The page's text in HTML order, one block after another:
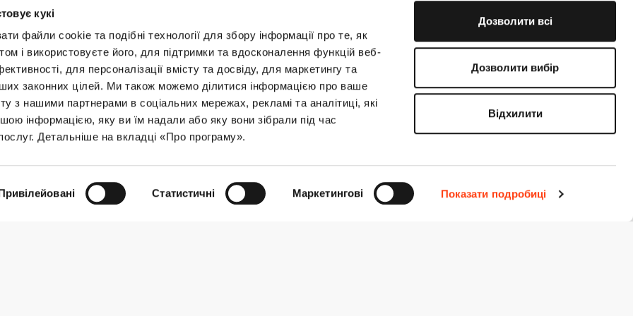
кукі
файли cookie та подібні технології для збору інформації про те, як
і використовуєте його, для підтримки та вдосконалення функцій веб-
для персоналізації вмісту та досвіду, для маркетингу та
законних цілей. Ми також можемо ділитися інформацією про ваше
з нашими партнерами в соціальних мережах, рекламі та аналітиці, які
інформацією, яку ви їм надали або яку вони зібрали під час
Детальніше на вкладці «Про програму».
Статистичні Маркетингові Показати подробиці
Дозволити всі
Дозволити вибір
Відхилити
emptyFn
комментировать